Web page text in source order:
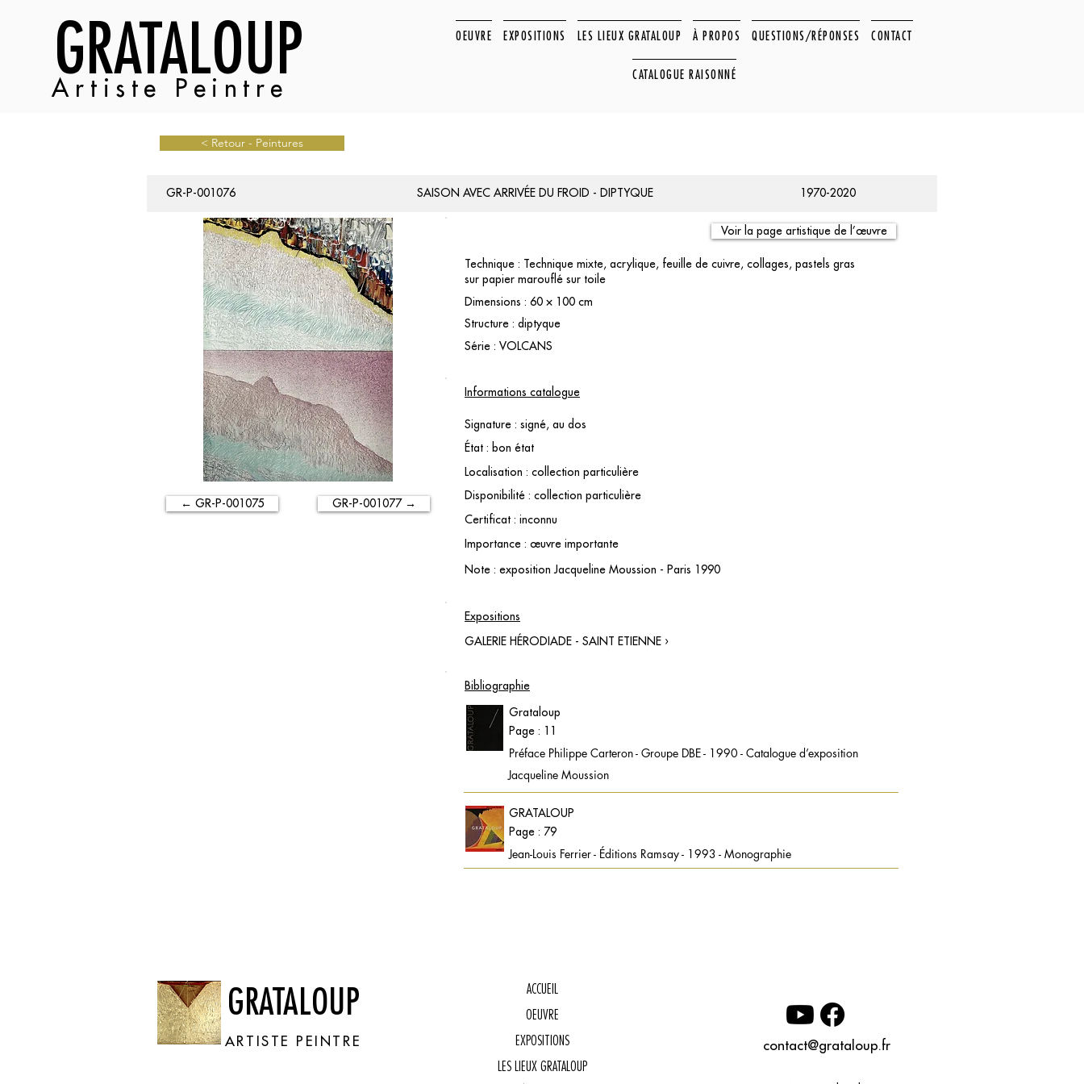
GRATALOUP
Artiste Peintre
OEUVRE EXPOSITIONS LES LIEUX GRATALOUP À PROPOS QUESTIONS/RÉPONSES CONTACT
CATALOGUE RAISONNÉ
< Retour - Peintures
GR-P-001076 SAISON AVEC ARRIVÉE DU FROID - DIPTYQUE 1970-2020
← GR-P-001075 GR-P-001077 →
Voir la page artistique de l’œuvre
Technique : Technique mixte, acrylique, feuille de cuivre, collages, pastels gras
sur papier marouflé sur toile
Dimensions : 60 × 100 cm
Structure : diptyque
Série : VOLCANS
Informations catalogue
Signature : signé, au dos
État : bon état
Localisation : collection particulière
Disponibilité : collection particulière
Certificat : inconnu
Importance : œuvre importante
Note : exposition Jacqueline Moussion - Paris 1990
Expositions
GALERIE HÉRODIADE - SAINT ETIENNE ›
Bibliographie
Grataloup
Préface Philippe Carteron - Groupe DBE - 1990 - Catalogue d’exposition
Page : 11
Jacqueline Moussion
GRATALOUP
Jean-Louis Ferrier - Éditions Ramsay - 1993 - Monographie
Page : 79
GRATALOUP
ARTISTE PEINTRE
ACCUEIL
OEUVRE
EXPOSITIONS
LES LIEUX GRATALOUP
contact@grataloup.fr